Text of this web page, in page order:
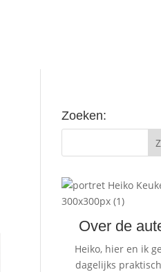
Zoeken:
Over de
Heiko, hier en ik
dagelijks